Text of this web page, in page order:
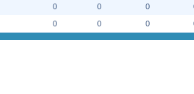
0 0 0
0 0 0